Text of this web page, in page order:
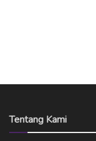
Tentang Kami